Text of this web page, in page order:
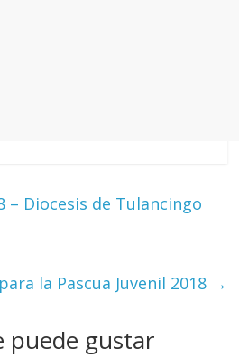
– Diocesis de Tulancingo
la Pascua Juvenil 2018 →
puede gustar